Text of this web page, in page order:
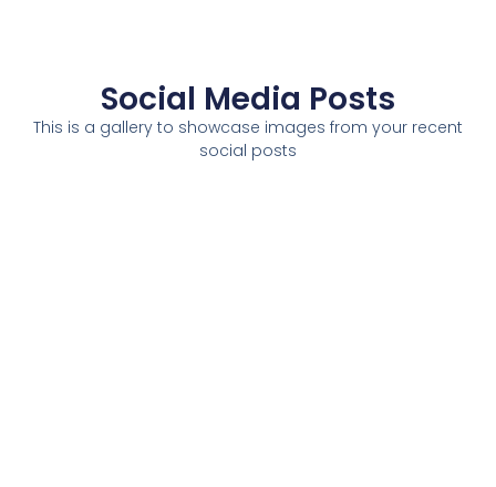
Social Media Posts
This is a gallery to showcase images from your recent
social posts